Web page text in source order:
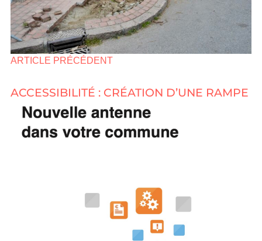
ARTICLE PRÉCÉDENT
ACCESSIBILITÉ : CRÉATION D’UNE RAMPE